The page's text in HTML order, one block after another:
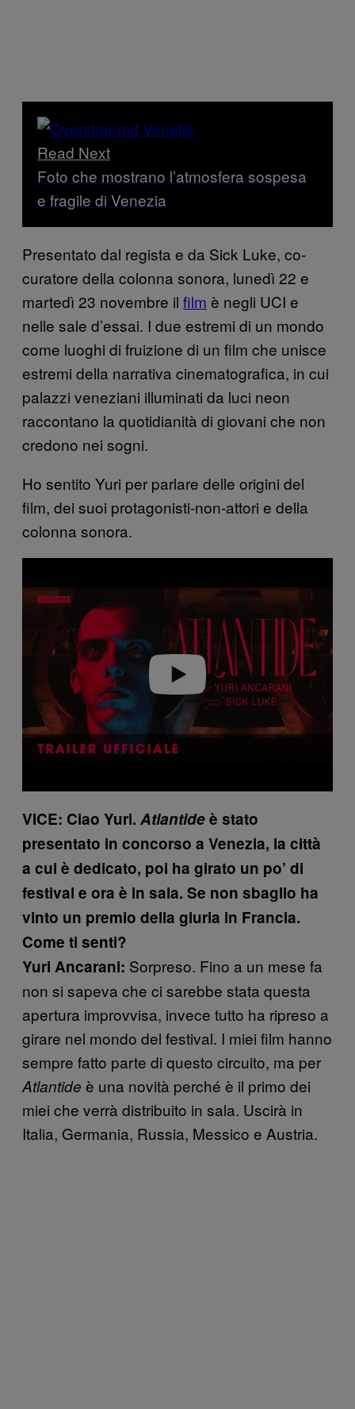
Read Next
Foto che mostrano l’atmosfera sospesa
e fragile di Venezia
Presentato dal regista e da Sick Luke, co-
curatore della colonna sonora, lunedì 22 e
martedì 23 novembre il film è negli UCI e
nelle sale d’essai. I due estremi di un mondo
come luoghi di fruizione di un film che unisce
estremi della narrativa cinematografica, in cui
palazzi veneziani illuminati da luci neon
raccontano la quotidianità di giovani che non
credono nei sogni.
Ho sentito Yuri per parlare delle origini del
film, dei suoi protagonisti-non-attori e della
colonna sonora.
Play video
VICE: Ciao Yuri. Atlantideè stato
presentato in concorso a Venezia, la città
a cui è dedicato, poi ha girato un po’ di
festival e ora è in sala. Se non sbaglio ha
vinto un premio della giuria in Francia.
Come ti senti?
Yuri Ancarani: Sorpreso. Fino a un mese fa
non si sapeva che ci sarebbe stata questa
apertura improvvisa, invece tutto ha ripreso a
girare nel mondo del festival. I miei film hanno
sempre fatto parte di questo circuito, ma per
Atlantide è una novità perché è il primo dei
miei che verrà distribuito in sala. Uscirà in
Italia, Germania, Russia, Messico e Austria.